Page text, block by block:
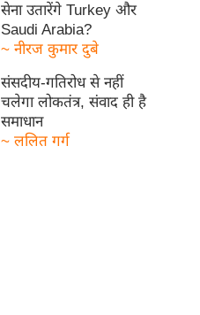
सेना उतारेंगे Turkey और
Saudi Arabia?
~ नीरज कुमार दुबे
संसदीय-गतिरोध से नहीं
चलेगा लोकतंत्र, संवाद ही है
समाधान
~ ललित गर्ग